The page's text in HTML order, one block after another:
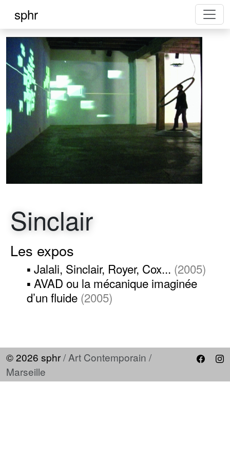
sphr
Sinclair
Les expos
▪ Jalali, Sinclair, Royer, Cox... (2005)
▪ AVAD ou la mécanique imaginée
d’un fluide (2005)
© 2026 sphr/ Art Contemporain /
Marseille